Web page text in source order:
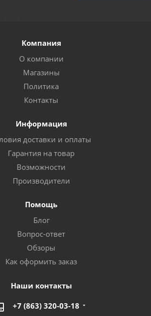
Компания
О компании
Магазины
Политика
Контакты
Информация
доставки и оплаты
Гарантия на товар
Возможности
Производители
Помощь
Блог
Вопрос-ответ
Обзоры
Как оформить заказ
Наши контакты
+7 (863) 320-03-18